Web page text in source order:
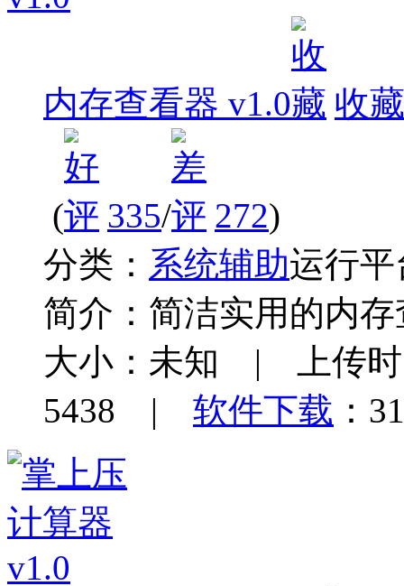
内存查看器 v1.0 收藏
( 335/ 272)
分类： 系统辅助运行平
简介： 简洁实用的内
大小：未知 | 上传
5438 | 软件下载 ：